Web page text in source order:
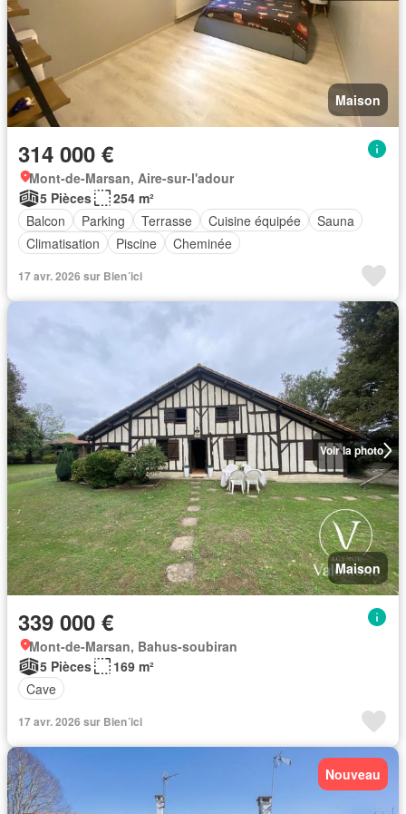
Maison
314 000 €
Mont-de-Marsan, Aire-sur-l'adour
5 Pièces
254 m²
Balcon
Parking Terrasse Cuisine équipée
Sauna
Climatisation
Piscine Cheminée
17 avr. 2026 sur Bien´ici
Voir la photo
Maison
339 000 €
Mont-de-Marsan, Bahus-soubiran
5 Pièces
169 m²
Cave
17 avr. 2026 sur Bien´ici
Nouveau